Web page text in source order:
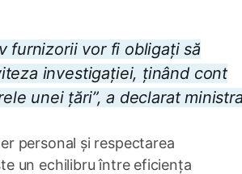
furnizorii vor fi obligați să
investigației, ținând cont
unei țări”, a declarat
personal și respectarea
un echilibru între eficiența